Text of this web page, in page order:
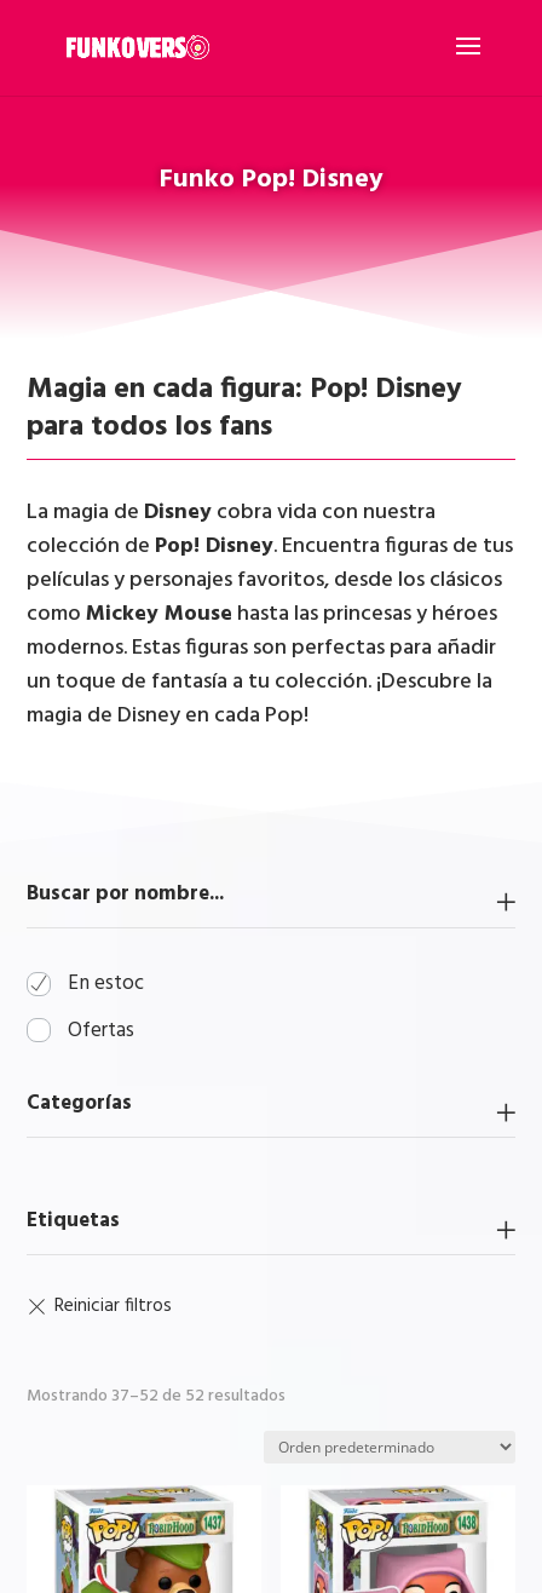
Funko Pop! Disney
Magia en cada figura: Pop! Disney
para todos los fans
La magia de Disneycobra vida con nuestra
colección de Pop! Disney. Encuentra figuras de tus
películas y personajes favoritos, desde los clásicos
comoMickey Mouse hasta las princesas y héroes
modernos. Estas figuras son perfectas para añadir
un toque de fantasía a tu colección. ¡Descubre la
magia de Disney en cada Pop!
Buscar por nombre...
En estoc
Ofertas
Categorías
Etiquetas
Mostrando 37–52 de 52 resultados